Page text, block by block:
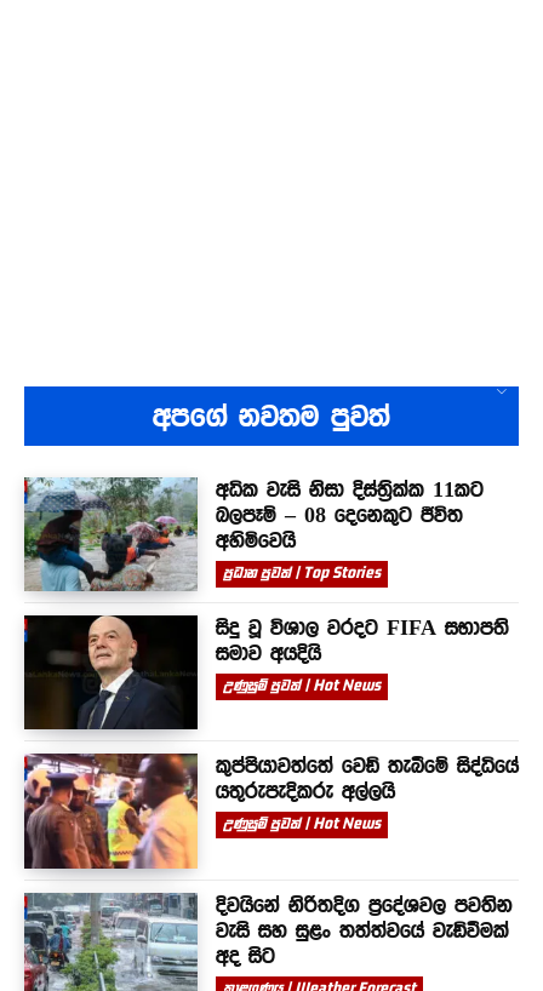
අපගේ නවතම පුවත්
අධික වැසි නිසා දිස්ත්‍රික්ක 11කට
බලපෑම් – 08 දෙනෙකුට ජීවිත
අහිමිවෙයි
ප්‍රධාන පුවත් | Top Stories
සිදු වූ විශාල වරදට FIFA සභාපති
සමාව අයදියි
උණුසුම් පුවත් | Hot News
කුප්පියාවත්තේ වෙඩි තැබීමේ සිද්ධියේ
යතුරුපැදිකරු අල්ලයි
උණුසුම් පුවත් | Hot News
දිවයිනේ නිරිතදිග ප්‍රදේශවල පවතින
වැසි සහ සුළං තත්ත්වයේ වැඩිවීමක්
අද සිට